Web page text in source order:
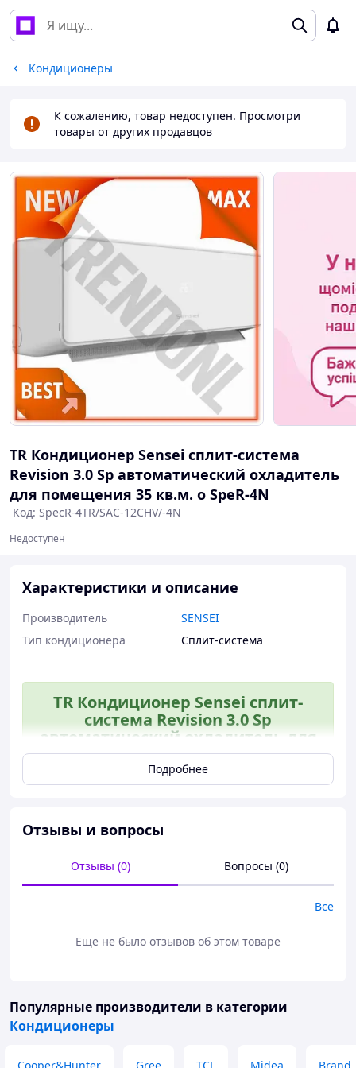
Кондиционеры
К сожалению, товар недоступен. Просмотри
товары от других продавцов
TR Кондиционер Sensei сплит-система
Revision 3.0 Sp автоматический охладитель
для помещения 35 кв.м. о SpeR-4N
Код: SpecR-4TR/SAC-12CHV/-4N
Недоступен
Характеристики и описание
Производитель
SENSEI
Тип кондиционера
Сплит-система
TR Кондиционер Sensei сплит-
система Revision 3.0 Sp
автоматический охладитель для
помещения 35 кв.м. о SpeR-4N
Подробнее
Отзывы и вопросы
Отзывы (0) Вопросы (0)
Все
Еще не было отзывов об этом товаре
Популярные производители в категории
Кондиционеры